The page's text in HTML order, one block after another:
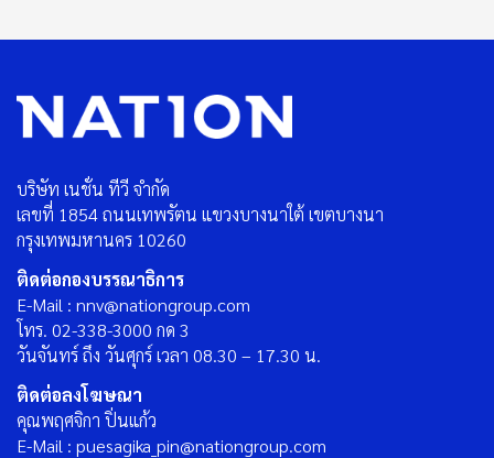
บริษัท เนชั่น ทีวี จำกัด
เลขที่ 1854 ถนนเทพรัตน แขวงบางนาใต้ เขตบางนา
กรุงเทพมหานคร 10260
ติดต่อกองบรรณาธิการ
E-Mail : nnv@nationgroup.com
โทร. 02-338-3000 กด 3
วันจันทร์ ถึง วันศุกร์ เวลา 08.30 – 17.30 น.
ติดต่อลงโฆษณา
คุณพฤศจิกา ปิ่นแก้ว
E-Mail : puesagika_pin@nationgroup.com